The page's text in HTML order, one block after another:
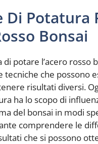
Di Potatura
Bonsai
potare l’acero rosso
tecniche che possono
risultati diversi.
ha lo scopo di
del bonsai in modi
comprendere le
che si possono